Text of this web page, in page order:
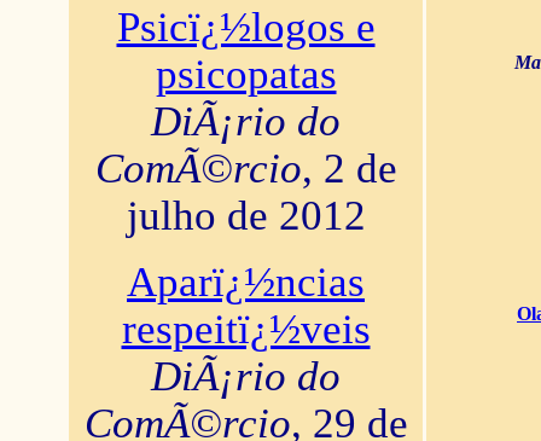
Psicï¿½logos e
psicopatas
DiÃ¡rio do
ComÃ©rcio, 2 de
julho de 2012
Aparï¿½ncias
respeitï¿½veis
DiÃ¡rio do
ComÃ©rcio, 29 de